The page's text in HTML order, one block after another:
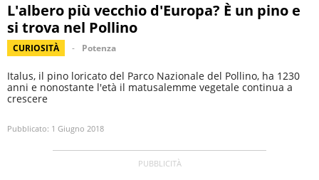
L'albero più vecchio d'Europa? È un pino e
si trova nel Pollino
CURIOSITÀ Potenza
Italus, il pino loricato del Parco Nazionale del Pollino, ha 1230
anni e nonostante l'età il matusalemme vegetale continua a
crescere
Pubblicato: 1 Giugno 2018